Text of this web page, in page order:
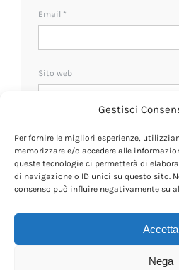
Gestisci
Per fornire le migliori esperienze,
memorizzare e/o accedere alle
queste tecnologie ci permetterà di
di navigazione o ID unici su questo sito.
consenso può influire negativamente su
Accetta
Nega
Email *
Sito web
Ricevi un avviso se ci sono